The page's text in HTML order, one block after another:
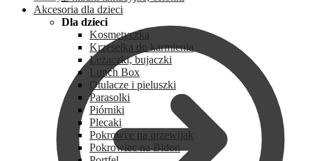
Akcesoria dla dzieci
Dla dzieci
Kosmetyczka
Krzesełka do karmienia
Leżaczki, bujaczki
Lunch Box
Otulacze i pieluszki
Parasolki
Piórniki
Plecaki
Pokrowce na przewijak
Pokrowiec na Bidon